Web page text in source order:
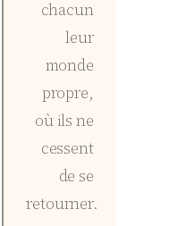
chacun
leur
monde
propre,
où ils ne
cessent
de se
retourner.